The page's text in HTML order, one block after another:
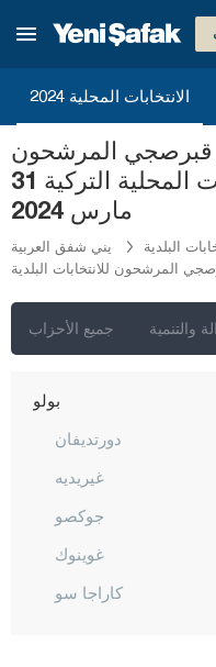
الانتخابات المحلية 2024
قبرصجي المرشحون
لرئاسة البلدية للانتخابات المحلية التركية 31
مارس 2024
يني شفق العربية
البلدية
المرشحون للانتخابات البلدية
جميع الأحزاب والتنمية
أرتفين
بالق أسير
بارتين
باتمان
بايبورت
بيلاجيك
بيتليس
بولو
دورتديفان
غيريديه
جوكصو
غوينوك
كاراجا سو